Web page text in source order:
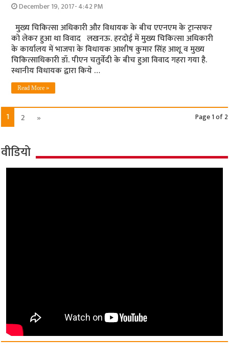
December 19, 2017- 4:42 PM
मुख्य चिकित्सा अधिकारी और विधायक के बीच एएनएम के ट्रान्सफर
को लेकर हुआ था विवाद लखनऊ. हरदोई में मुख्य चिकित्सा अधिकारी
के कार्यालय में भाजपा के विधायक आशीष कुमार सिंह आशू व मुख्य
चिकित्साधिकारी डॉ. पीएन चतुर्वेदी के बीच हुआ विवाद गहरा गया है.
स्थानीय विधायक द्वारा किये …
Read More »
Page 1 of 2
1 2 »
वीडियो